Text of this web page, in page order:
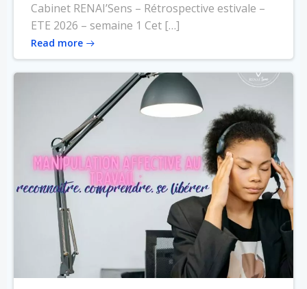
Cabinet RENAI’Sens – Rétrospective estivale –
ETE 2026 – semaine 1 Cet […]
Read more